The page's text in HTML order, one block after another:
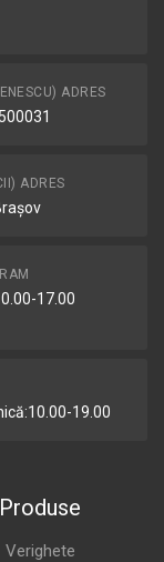
ADRES
ADRES
17.00
19.00
Produse
Verighete